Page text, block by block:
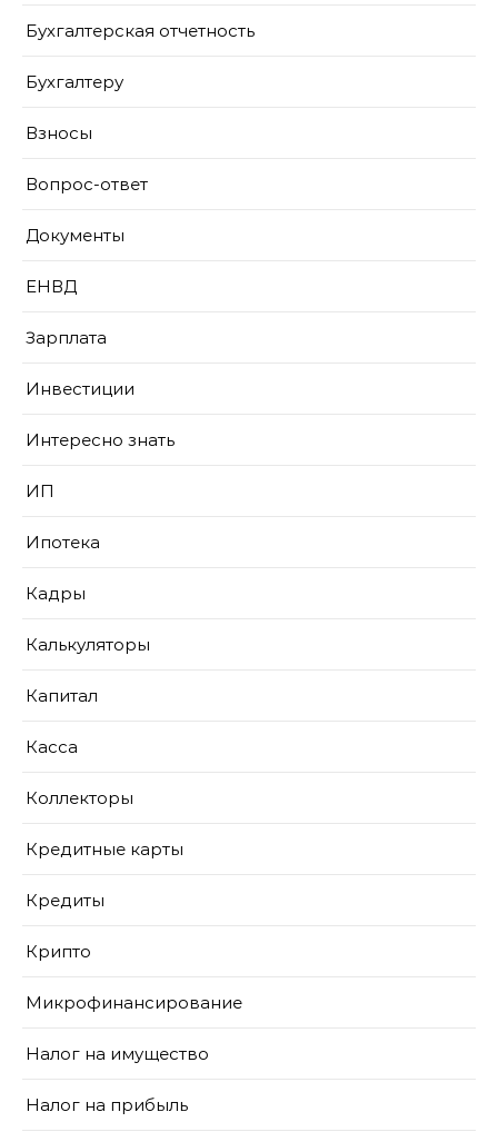
Бухгалтерская отчетность
Бухгалтеру
Взносы
Вопрос-ответ
Документы
ЕНВД
Зарплата
Инвестиции
Интересно знать
ИП
Ипотека
Кадры
Калькуляторы
Капитал
Касса
Коллекторы
Кредитные карты
Кредиты
Крипто
Микрофинансирование
Налог на имущество
Налог на прибыль